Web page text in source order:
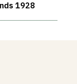
1928